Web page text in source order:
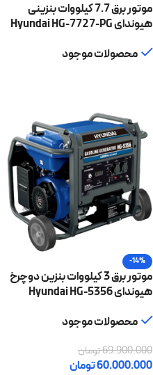
موتور برق 7.7 کیلووات بنزینی
هیوندای Hyundai HG-7727-PG
محصولات موجود
-14%
موتور برق 3 کیلووات بنزین دوچرخ
هیوندای Hyundai HG-5356
محصولات موجود
69.900.000تومان
60.000.000تومان